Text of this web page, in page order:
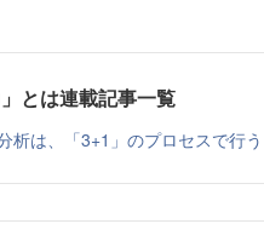
とは連載記事一覧
析は、「3+1」のプロセスで行う